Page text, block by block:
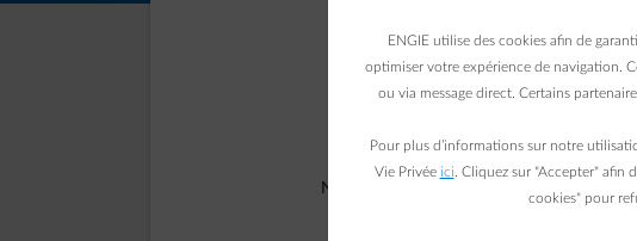
Notre équipe a été informée de cette
ENGIE utilise des cookies afin de
optimiser votre expérience de navigation.
ou via message direct. Certains
Pour plus d’informations sur notre
Vie Privée ici . Cliquez sur "Accepter" afin
cookies" pour